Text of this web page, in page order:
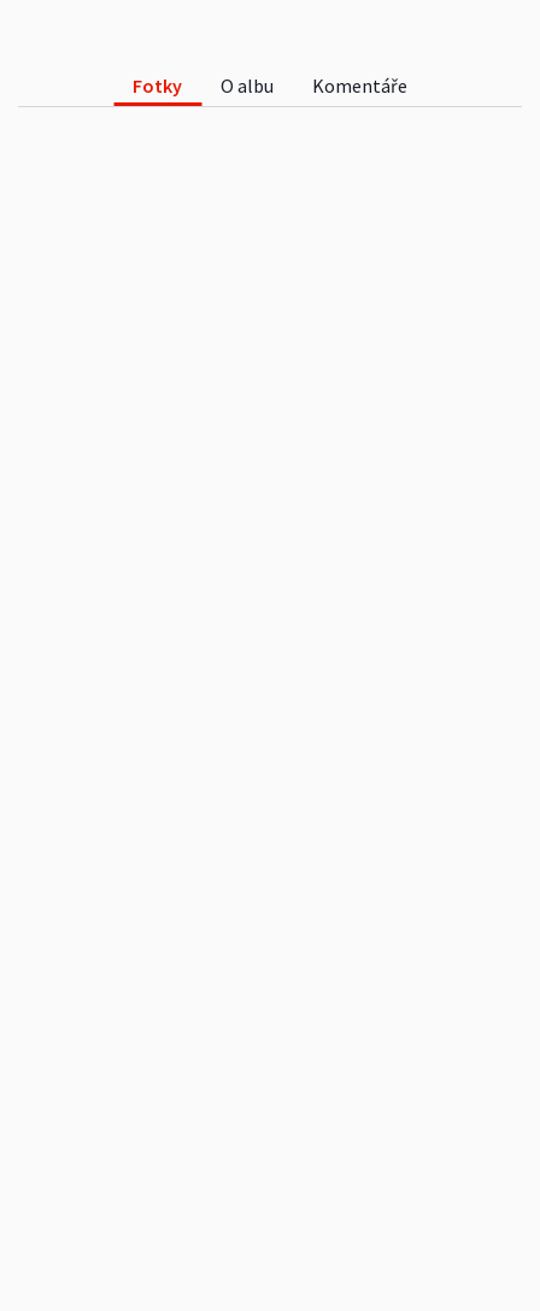
Fotky O albu Komentáře